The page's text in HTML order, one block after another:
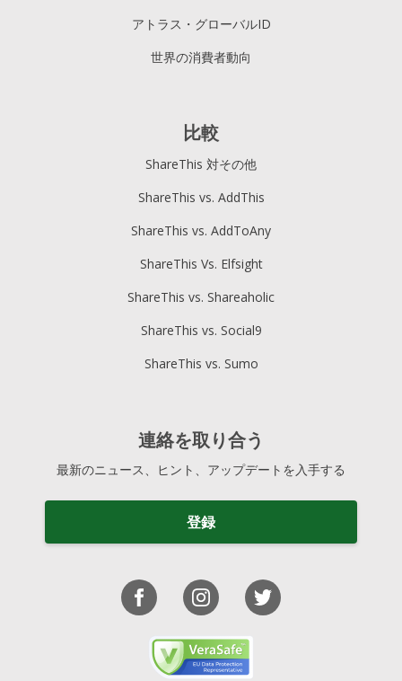
アトラス・グローバルID
世界の消費者動向
比較
ShareThis 対その他
ShareThis vs. AddThis
ShareThis vs. AddToAny
ShareThis Vs. Elfsight
ShareThis vs. Shareaholic
ShareThis vs. Social9
ShareThis vs. Sumo
連絡を取り合う
最新のニュース、ヒント、アップデートを入手する
登録